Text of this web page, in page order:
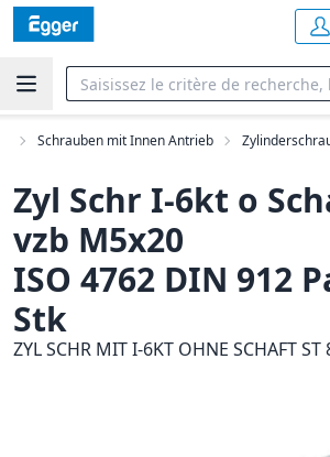
Schrauben mit Innen Antrieb
Zyl Schr I-6kt o
vzb M5x20
ISO 4762 DIN 912
Stk
ZYL SCHR MIT I-6KT OHNE SCHAFT ST